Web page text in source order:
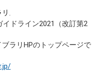
.
ドライン2021（改訂第2
ラリHPのトップページで